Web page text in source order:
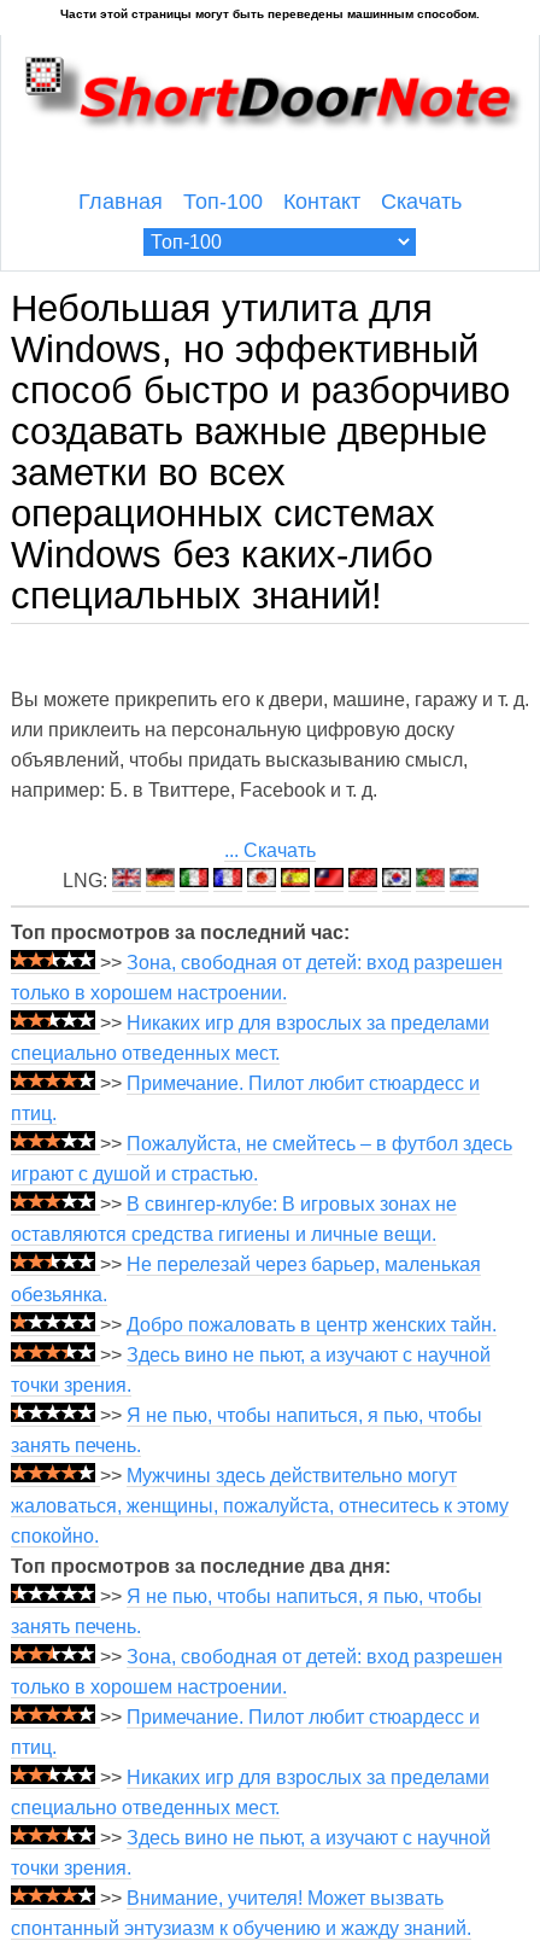
Главная Топ-100 Контакт Скачать
Небольшая утилита для
Windows, но эффективный
способ быстро и разборчиво
создавать важные дверные
заметки во всех
операционных системах
Windows без каких-либо
специальных знаний!
Вы можете прикрепить его к двери, машине, гаражу и т. д.
или приклеить на персональную цифровую доску
объявлений, чтобы придать высказыванию смысл,
например: Б. в Твиттере, Facebook и т. д.
... Скачать
LNG:
Топ просмотров за последний час:
>> Зона, свободная от детей: вход разрешен
только в хорошем настроении.
>> Никаких игр для взрослых за пределами
специально отведенных мест.
>> Примечание. Пилот любит стюардесс и
птиц.
>> Пожалуйста, не смейтесь – в футбол здесь
играют с душой и страстью.
>> В свингер-клубе: В игровых зонах не
оставляются средства гигиены и личные вещи.
>> Не перелезай через барьер, маленькая
обезьянка.
>> Добро пожаловать в центр женских тайн.
>> Здесь вино не пьют, а изучают с научной
точки зрения.
>> Я не пью, чтобы напиться, я пью, чтобы
занять печень.
>> Мужчины здесь действительно могут
жаловаться, женщины, пожалуйста, отнеситесь к этому
спокойно.
Топ просмотров за последние два дня:
>> Я не пью, чтобы напиться, я пью, чтобы
занять печень.
>> Зона, свободная от детей: вход разрешен
только в хорошем настроении.
>> Примечание. Пилот любит стюардесс и
птиц.
>> Никаких игр для взрослых за пределами
специально отведенных мест.
>> Здесь вино не пьют, а изучают с научной
точки зрения.
>> Внимание, учителя! Может вызвать
спонтанный энтузиазм к обучению и жажду знаний.